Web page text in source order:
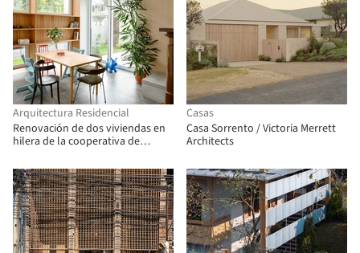
Arquitectura Residencial
Renovación de dos viviendas en
hilera de la cooperativa de
Liubliana / dans arhitekti
Casas
Casa Sorrento / Victoria Merrett
Architects